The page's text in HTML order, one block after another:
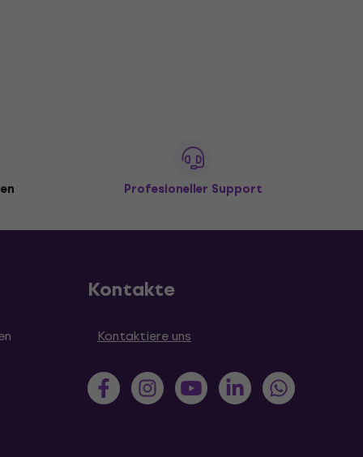
Profesioneller Support
Kontakte
Kontaktiere uns